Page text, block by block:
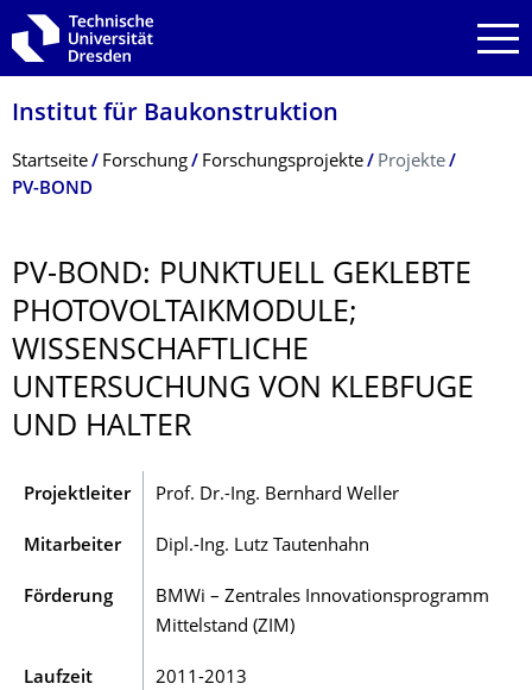
Zur Hauptnavigation springen
Zur Suche springen
Zum Inhalt springen
Institut für Baukonstruktion
Breadcrumb-Menü
Startseite Forschung Forschungsprojekte
Projekte
PV-BOND
PV-BOND: PUNKTUELL GEKLEBTE
PHOTOVOLTAIKMO­DULE;
WISSENSCHAFTLI­CHE
UNTERSUCHUNG VON KLEBFUGE
UND HALTER
Projektleiter Prof. Dr.-Ing. Bernhard Weller
Mitarbeiter Dipl.-Ing. Lutz Tautenhahn
Förderung
BMWi – Zentrales Innovationsprogramm
Mittelstand (ZIM)
Laufzeit 2011-2013